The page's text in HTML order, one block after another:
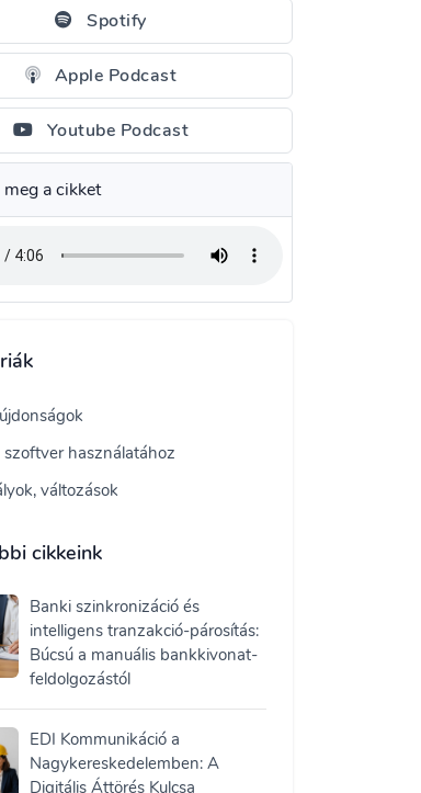
Spotify
Apple Podcast
Youtube Podcast
a cikket
használatához
változások
cikkeink
Banki szinkronizáció és
intelligens tranzakció-párosítás:
Búcsú a manuális bankkivonat-
feldolgozástól
EDI Kommunikáció a
Nagykereskedelemben: A
Digitális Áttörés Kulcsa